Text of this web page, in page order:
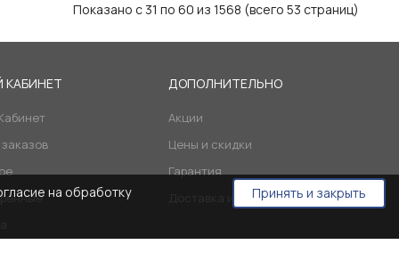
Показано с 31 по 60 из 1568 (всего 53 страниц)
ДОПОЛНИТЕЛЬНО
Акции
Цены и скидки
Гарантия
Доставка и оплата
на обработку
Принять и закрыть